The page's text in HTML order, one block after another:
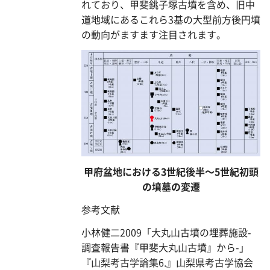
れており、甲斐銚子塚古墳を含め、旧中
道地域にあるこれら3基の大型前方後円墳
の動向がますます注目されます。
甲府盆地における3世紀後半～5世紀初頭
の墳墓の変遷
参考文献
小林健二2009「大丸山古墳の埋葬施設-
調査報告書『甲斐大丸山古墳』から-」
『山梨考古学論集6.』山梨県考古学協会